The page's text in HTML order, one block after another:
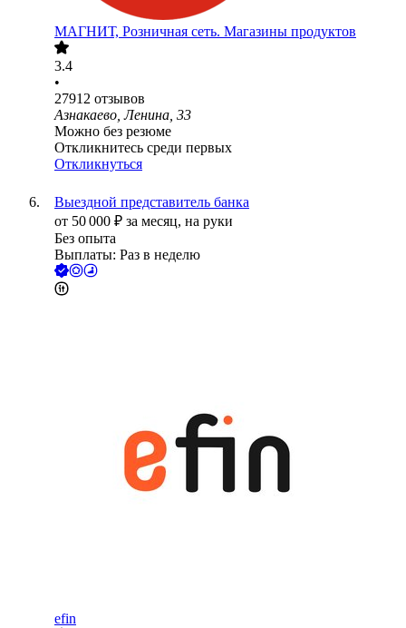
МАГНИТ, Розничная сеть. Магазины продуктов
3.4
•
27912 отзывов
Азнакаево, Ленина, 33
Можно без резюме
Откликнитесь среди первых
Откликнуться
Выездной представитель банка
от 50 000 ₽ за месяц, на руки
Без опыта
Выплаты: Раз в неделю
efin